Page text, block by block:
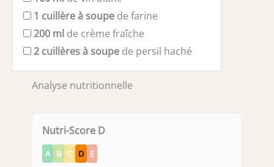
1 cuillère à soupe de farine
200 ml de crème fraîche
2 cuillères à soupe de persil haché
Analyse nutritionnelle
Nutri-Score D
A B C D E